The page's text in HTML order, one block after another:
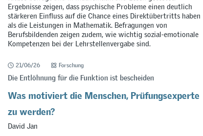
Ergebnisse zeigen, dass psychische Probleme einen deutlich
stärkeren Einfluss auf die Chance eines Direktübertritts haben
als die Leistungen in Mathematik. Befragungen von
Berufsbildenden zeigen zudem, wie wichtig sozial-emotionale
Kompetenzen bei der Lehrstellenvergabe sind.
21/06/26 Forschung
Die Entlöhnung für die Funktion ist bescheiden
Was motiviert die Menschen, Prüfungsexperte
zu werden?
David Jan